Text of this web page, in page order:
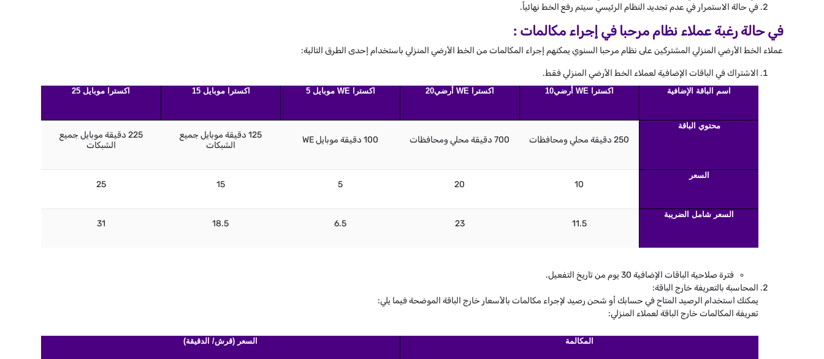
في حالة الاستمرار في عدم تجديد النظام الرئيسي سيتم رفع الخط نهائياً.
في حالة رغبة عملاء نظام مرحبا في إجراء مكالمات :
عملاء الخط الأرضي المنزلي المشتركين على نظام مرحبا السنوي يمكنهم إجراء المكالمات من الخط الأرضي المنزلي باستخدام إحدى الطرق التالية:
الاشتراك في الباقات الإضافية لعملاء الخط الأرضي المنزلي فقط.
اسم الباقة الإضافية اكسترا WE أرضي10 اكسترا WE أرضي20 اكسترا WE موبايل 5 اكسترا موبايل 15 اكسترا موبايل 25
محتوي الباقة
250 دقيقة محلي ومحافظات 700 دقيقة محلي ومحافظات 100 دقيقة موبايل WE
125 دقيقة موبايل جميع
الشبكات
225 دقيقة موبايل جميع
الشبكات
السعر
10
20
5
15
25
السعر شامل الضريبة
11.5
23
6.5
18.5
31
فترة صلاحية الباقات الإضافية 30 يوم من تاريخ التفعيل.
المحاسبة بالتعريفة خارج الباقة:
يمكنك استخدام الرصيد المتاح في حسابك أو شحن رصيد لإجراء مكالمات بالأسعار خارج الباقة الموضحة فيما يلي:
تعريفة المكالمات خارج الباقة لعملاء المنزلي:
المكالمة السعر (قرش/ الدقيقة)